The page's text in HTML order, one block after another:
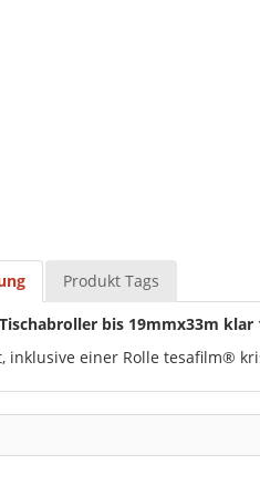
Produkt Tags
bis 19mmx33m
inklusive einer Rolle tesafilm®